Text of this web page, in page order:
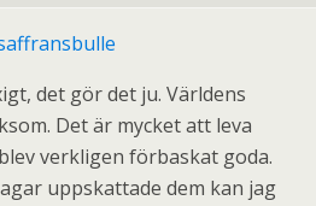
det gör det ju. Världens
Det är mycket att leva
verkligen förbaskat goda.
uppskattade dem kan jag